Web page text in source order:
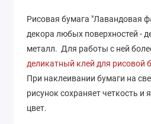
Рисовая бумага "Лавандовая
декора любых поверхностей -
металл. Для работы с ней
деликатный клей для рисовой
При наклеивании бумаги на
рисунок сохраняет четкость
цвет.